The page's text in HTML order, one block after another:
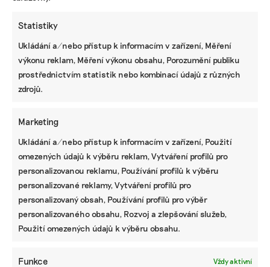
Statistiky
Ukládání a/nebo přístup k informacím v zařízení, Měření
výkonu reklam, Měření výkonu obsahu, Porozumění publiku
prostřednictvím statistik nebo kombinací údajů z různých
zdrojů.
Marketing
Ukládání a/nebo přístup k informacím v zařízení, Použití
omezených údajů k výběru reklam, Vytváření profilů pro
personalizovanou reklamu, Používání profilů k výběru
personalizované reklamy, Vytváření profilů pro
personalizovaný obsah, Používání profilů pro výběr
personalizovaného obsahu, Rozvoj a zlepšování služeb,
Použití omezených údajů k výběru obsahu.
Funkce Vždy aktivní
KOMERČNÍ SDĚLENÍ
BRANDNEWS
Ani trend, ani povinnost. Udržitelnost je
způsob, jak řídit firmu do budoucna a zvyšovat
ZJEDNODUŠTE SI ŽIVOT S ESG